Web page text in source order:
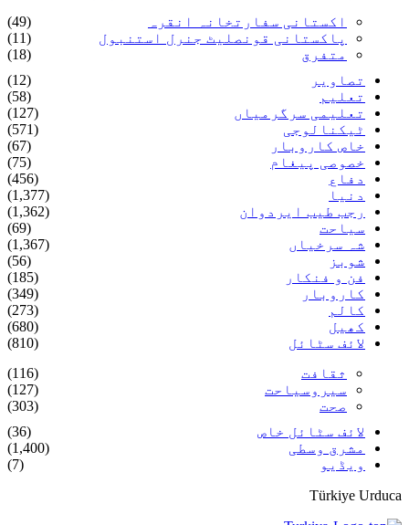
اکستانی سفارتخانہ انقرہ
(49)
پاکستانی قونصلیٹ جنرل استنبول
(11)
متفرق
(18)
تصاویر
(12)
تعلیم
(58)
تعلیمی سرگرمیاں
(127)
ٹیکنالوجی
(571)
خاص کاروبار
(67)
خصوصی پیغام
(75)
دفاع
(456)
دنیا
(1,377)
رجب طیب ایردوان
(1,362)
سیاحت
(69)
شہ سرخیاں
(1,367)
شوبز
(56)
فن و فنکار
(185)
کاروبار
(349)
کالم
(273)
کھیل
(680)
لائف سٹائل
(810)
ثقافت
(116)
سیروسیاحت
(127)
صحت
(303)
لائف سٹائل خاص
(36)
مشرق وسطی
(1,400)
ویڈیو
(7)
Türkiye Urduca